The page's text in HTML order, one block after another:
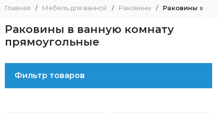
Главная / Мебель для ванной / Раковины / Раковины в
Раковины в ванную комнату
прямоугольные
Фильтр товаров